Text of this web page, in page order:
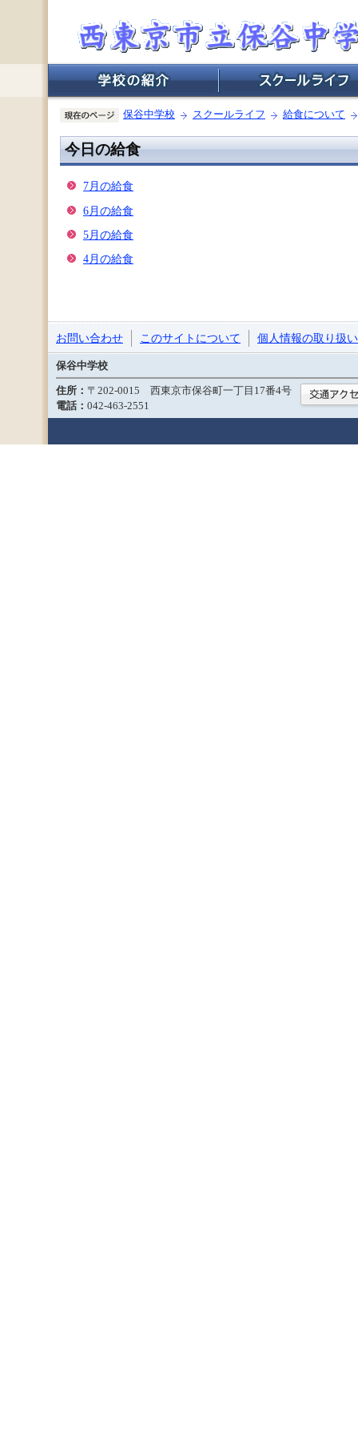
保谷中学校 スクールライフ 給食について
今日の給食
7月の給食
6月の給食
5月の給食
4月の給食
お問い合わせ このサイトについて 個人情報の取り扱い
保谷中学校
住所： 〒202-0015 西東京市保谷町一丁目17番4号
電話： 042-463-2551